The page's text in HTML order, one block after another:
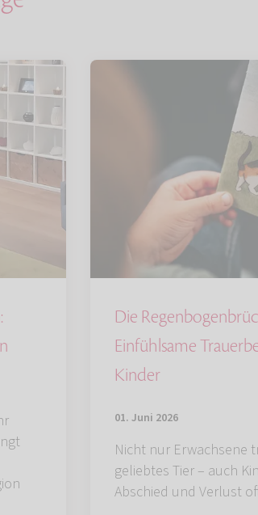
Die
Einfühlsame
Kinder
01. Juni 2026
Nicht nur Erwachsene
geliebtes Tier – auch
Abschied und Verlust